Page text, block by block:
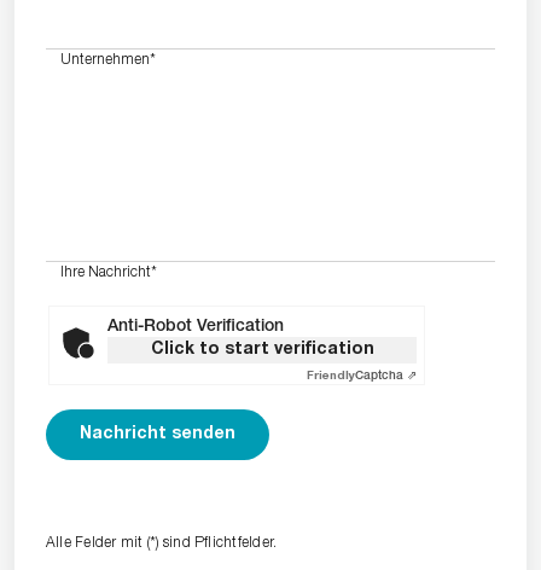
Unternehmen*
Ihre Nachricht*
Anti-Robot Verification
Click to start verification
FriendlyCaptcha ⇗
Alle Felder mit (*) sind Pflichtfelder.